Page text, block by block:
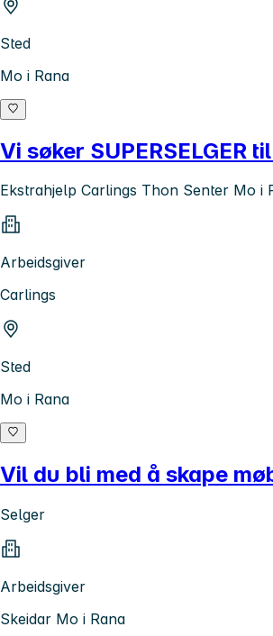
Sted
Mo i Rana
Vi søker SUPERSELGER
Ekstrahjelp Carlings Thon Senter Mo i
Arbeidsgiver
Carlings
Sted
Mo i Rana
Vil du bli med å skape
Selger
Arbeidsgiver
Skeidar Mo i Rana